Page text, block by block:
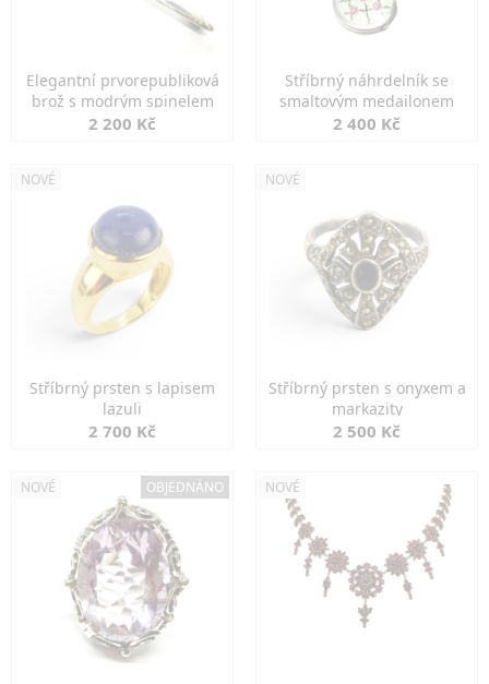
Elegantní prvorepubliková
brož s modrým spinelem
2 200 Kč
Stříbrný náhrdelník se
smaltovým medailonem
2 400 Kč
NOVÉ
Stříbrný prsten s lapisem
lazuli
2 700 Kč
NOVÉ
Stříbrný prsten s onyxem a
markazity
2 500 Kč
NOVÉ OBJEDNÁNO NOVÉ